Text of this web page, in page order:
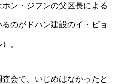
ン・ジフンの父区長による
のがドハン建設のイ・ピョ
。
会で、いじめはなかったと